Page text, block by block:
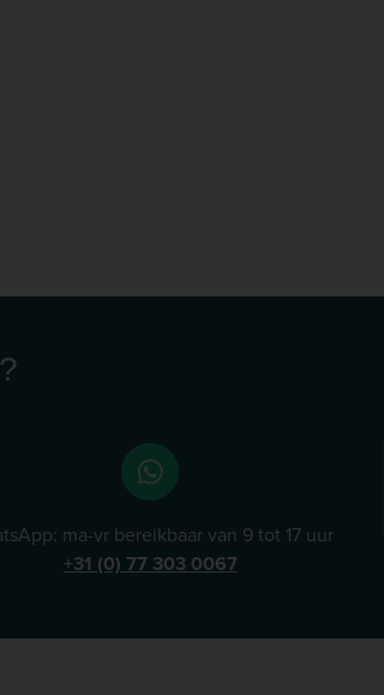
ma-vr bereikbaar van 9 tot 17 uur
+31 (0) 77 303 0067